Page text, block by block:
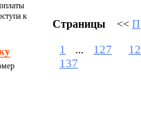
к
Страницы <<
1 ... 127
137